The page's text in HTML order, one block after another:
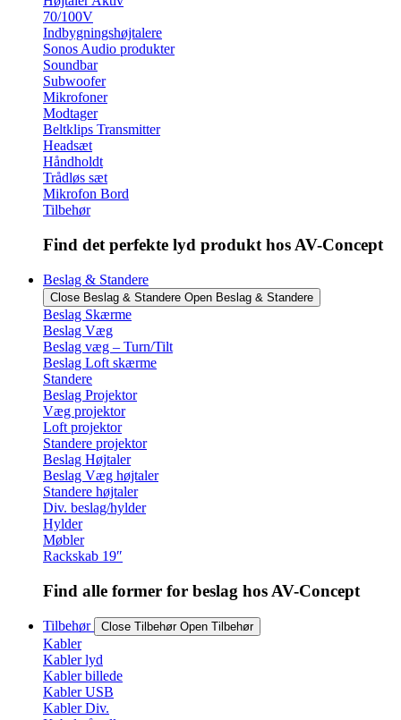
70/100V
Indbygningshøjtalere
Sonos Audio produkter
Soundbar
Subwoofer
Mikrofoner
Modtager
Beltklips Transmitter
Headsæt
Håndholdt
Trådløs sæt
Mikrofon Bord
Tilbehør
Find det perfekte lyd produkt hos AV-Concept
Beslag & Standere
Close Beslag & Standere Open Beslag & Standere
Beslag Skærme
Beslag Væg
Beslag væg – Turn/Tilt
Beslag Loft skærme
Standere
Beslag Projektor
Væg projektor
Loft projektor
Standere projektor
Beslag Højtaler
Beslag Væg højtaler
Standere højtaler
Div. beslag/hylder
Hylder
Møbler
Rackskab 19″
Find alle former for beslag hos AV-Concept
Tilbehør Close Tilbehør Open Tilbehør
Kabler
Kabler lyd
Kabler billede
Kabler USB
Kabler Div.